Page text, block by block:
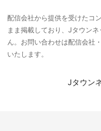
【7／31～1
『薬屋のひ
日向翔陽＆
配信会社から提供を受けたコ
まま掲載しており、Jタウン
ん。お問い合わせは配信会社
いたします。
Jタウン